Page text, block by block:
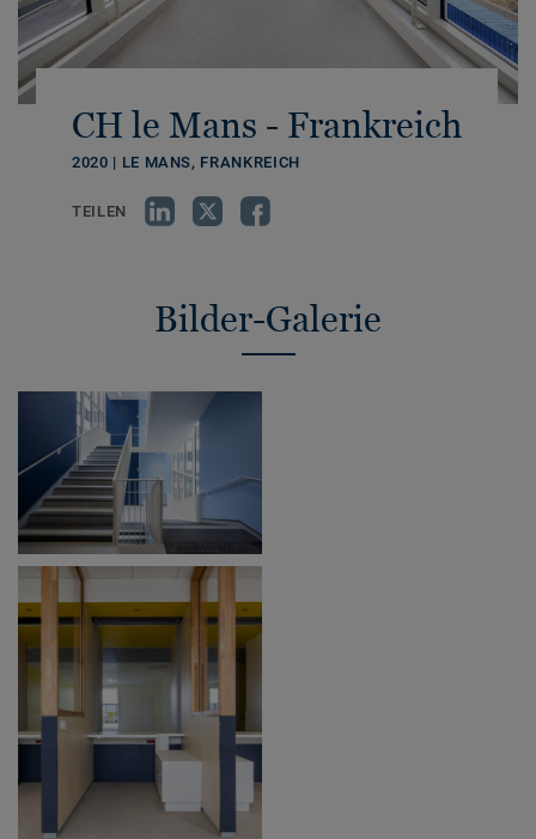
CH le Mans - Frankreich
2020 | LE MANS, FRANKREICH
TEILEN
Bilder-Galerie